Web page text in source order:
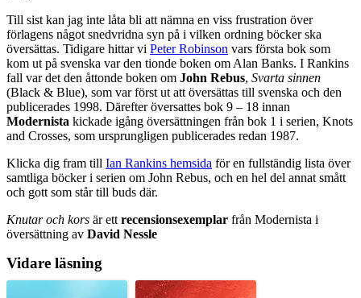
Till sist kan jag inte låta bli att nämna en viss frustration över
förlagens något snedvridna syn på i vilken ordning böcker ska
översättas. Tidigare hittar vi Peter Robinson vars första bok som
kom ut på svenska var den tionde boken om Alan Banks. I Rankins
fall var det den åttonde boken om John Rebus, Svarta sinnen
(Black & Blue), som var först ut att översättas till svenska och den
publicerades 1998. Därefter översattes bok 9 – 18 innan
Modernista kickade igång översättningen från bok 1 i serien, Knots
and Crosses, som ursprungligen publicerades redan 1987.
Klicka dig fram till Ian Rankins hemsida för en fullständig lista över
samtliga böcker i serien om John Rebus, och en hel del annat smått
och gott som står till buds där.
Knutar och kors är ett recensionsexemplar från Modernista i
översättning av David Nessle
Vidare läsning